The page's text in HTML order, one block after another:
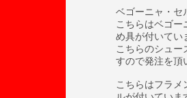
ベゴーニャ・セ
こちらはベゴー
め具が付いてい
こちらのシュ
すので発注を頂
こちらはフラ